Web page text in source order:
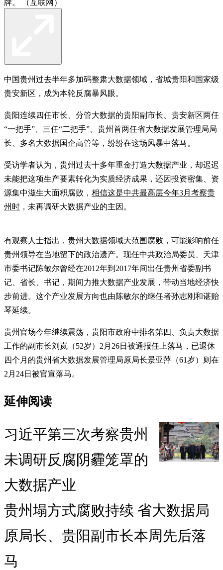
牌。 （互联网）
中国贵州过去半年多加码整肃大数据领域，省城贵阳和国家级
贵安新区，成为本轮反腐暴风眼。
贵阳连续四任市长、分管大数据的贵阳副市长、贵安新区两任
“一把手”、三任“二把手”、贵州首两任省大数据发展管理局局
长、多名大数据国企高管等，纷纷在这场风暴中落马。
受访学者认为，贵州过去十多年重金打造大数据产业，却迟迟
未能把这项生产要素转化为实质经济成果，还因投资密集、资
源集中滋生大面积腐败， 相信这是中共最高层今年3月考察贵
州时 ，未再调研大数据产业的主因。
有观察人士指出，贵州大数据领域大范围腐败，可能影响前任
贵州领导在当地留下的政治遗产。现任中共政治局委员、天津
市委书记陈敏尔曾经在2012年到2017年间出任贵州省委副书
记、省长、书记，期间力推大数据产业发展，带动当地经济快
步前进。这个产业发展方向也由陈敏尔的继任者孙志刚和谌贻
琴延续。
贵州官场今年继续震荡，贵阳市政府中排名第四、负责大数据
工作的副市长刘岚（52岁）2月26日被通报任上落马，已退休
四个月的贵州省大数据发展管理局原局长景亚萍（61岁）则在
2月24日被官宣落马。
延伸阅读
习近平第三次考察贵州
未调研反腐阴霾笼罩的
大数据产业
贵州塌方式腐败持续 省大数据局
原局长、贵阳副市长本周先后落
马